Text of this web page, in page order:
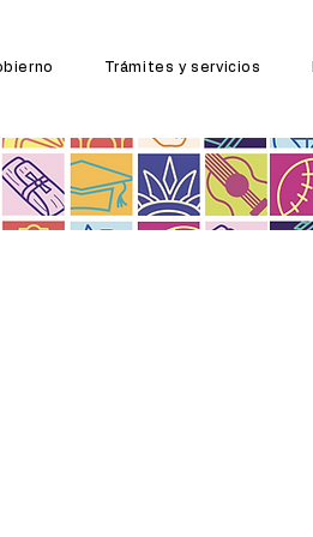
Trámites y servicios